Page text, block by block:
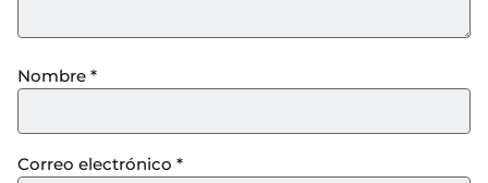
Nombre *
Correo electrónico *